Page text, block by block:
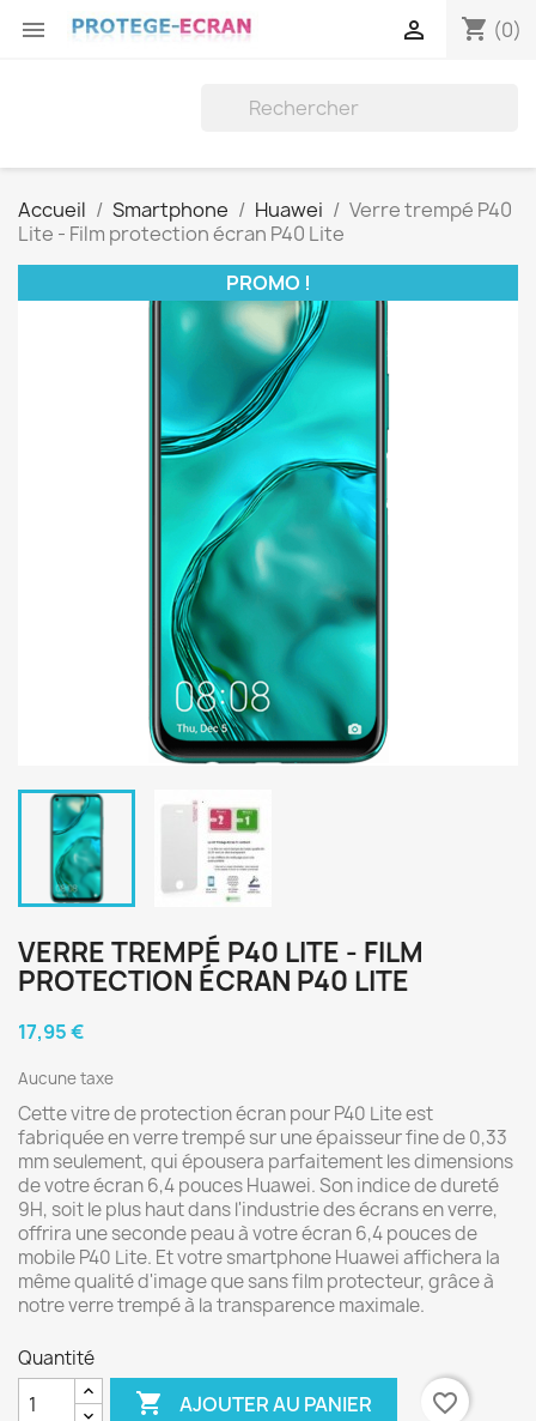
 shopping_cart (0)

Accueil Smartphone Huawei
Verre trempé P40
Lite - Film protection écran P40 Lite
PROMO !
VERRE TREMPÉ P40 LITE - FILM
PROTECTION ÉCRAN P40 LITE
17,95 €
Aucune taxe
Cette vitre de protection écran pour P40 Lite est
fabriquée en verre trempé sur une épaisseur fine de 0,33
mm seulement, qui épousera parfaitement les dimensions
de votre écran 6,4 pouces Huawei. Son indice de dureté
9H, soit le plus haut dans l'industrie des écrans en verre,
offrira une seconde peau à votre écran 6,4 pouces de
mobile P40 Lite. Et votre smartphone Huawei affichera la
même qualité d'image que sans film protecteur, grâce à
notre verre trempé à la transparence maximale.
Quantité
 AJOUTER AU PANIER
favorite_border